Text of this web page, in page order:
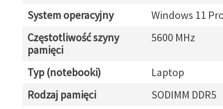
System operacyjny
Windows 11
Częstotliwość szyny
pamięci
5600 MHz
Typ (notebooki)
Laptop
Rodzaj pamięci
SODIMM DDR5